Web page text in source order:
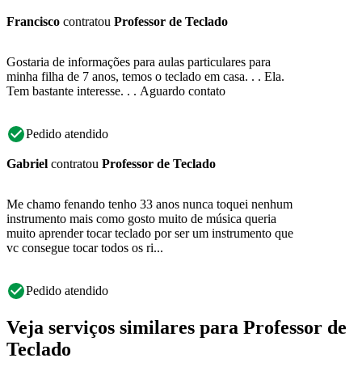
Francisco contratou Professor de Teclado
Gostaria de informações para aulas particulares para
minha filha de 7 anos, temos o teclado em casa. . . Ela.
Tem bastante interesse. . . Aguardo contato
Pedido atendido
Gabriel contratou Professor de Teclado
Me chamo fenando tenho 33 anos nunca toquei nenhum
instrumento mais como gosto muito de música queria
muito aprender tocar teclado por ser um instrumento que
vc consegue tocar todos os ri...
Pedido atendido
Veja serviços similares para Professor de
Teclado